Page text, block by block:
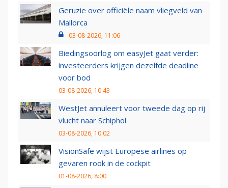
Geruzie over officiële naam vliegveld van
Mallorca
03-08-2026, 11:06
Biedingsoorlog om easyJet gaat verder:
investeerders krijgen dezelfde deadline
voor bod
03-08-2026, 10:43
WestJet annuleert voor tweede dag op rij
vlucht naar Schiphol
03-08-2026, 10:02
VisionSafe wijst Europese airlines op
gevaren rook in de cockpit
01-08-2026, 8:00